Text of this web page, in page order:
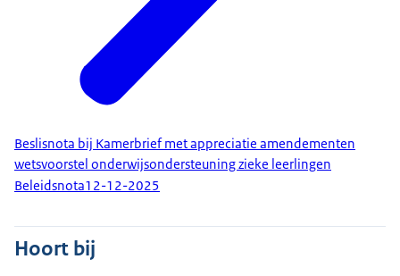
Beslisnota bij Kamerbrief met appreciatie amendementen
wetsvoorstel onderwijsondersteuning zieke leerlingen
Beleidsnota12-12-2025
Hoort bij